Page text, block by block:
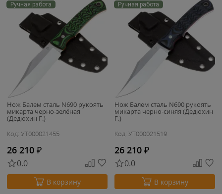
Ручная работа
Нож Балем сталь N690 рукоять
микарта черно-зелёная
(Дедюхин Г.)
Код: УТ000021455
26 210 ₽
0.0
В корзину
Ручная работа
Нож Балем сталь N690 рукоять
микарта черно-синяя (Дедюхин
Г.)
Код: УТ000021519
26 210 ₽
0.0
В корзину